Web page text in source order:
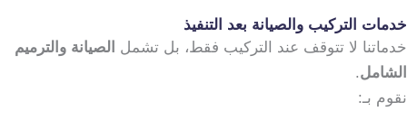
خدمات التركيب والصيانة بعد التنفيذ
خدماتنا لا تتوقف عند التركيب فقط، بل تشمل الصيانة والترميم
الشامل.
نقوم بـ: